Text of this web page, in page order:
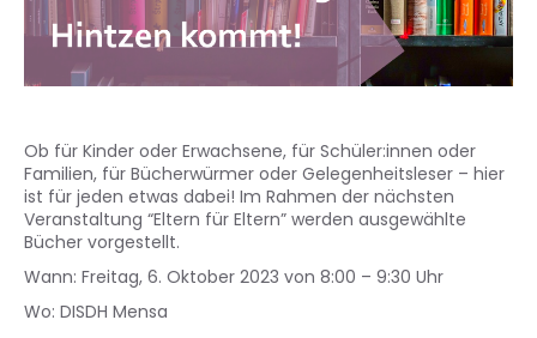
Ob für Kinder oder Erwachsene, für Schüler:innen oder
Familien, für Bücherwürmer oder Gelegenheitsleser – hier
ist für jeden etwas dabei! Im Rahmen der nächsten
Veranstaltung “Eltern für Eltern” werden ausgewählte
Bücher vorgestellt.
Wann: Freitag, 6. Oktober 2023 von 8:00 – 9:30 Uhr
Wo: DISDH Mensa